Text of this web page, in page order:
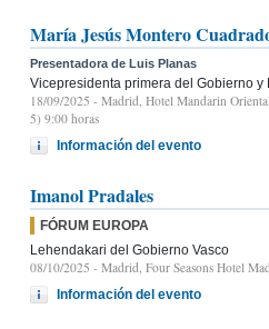
María Jesús Montero
Presentadora de Luis Planas
Vicepresidenta primera del Gobierno y
18/09/2025 - Madrid, Hotel Mandarin
5) 9:00 horas
Información del evento
Imanol Pradales
FÓRUM EUROPA
Lehendakari del Gobierno Vasco
08/10/2025 - Madrid, Four Seasons Hotel
Información del evento